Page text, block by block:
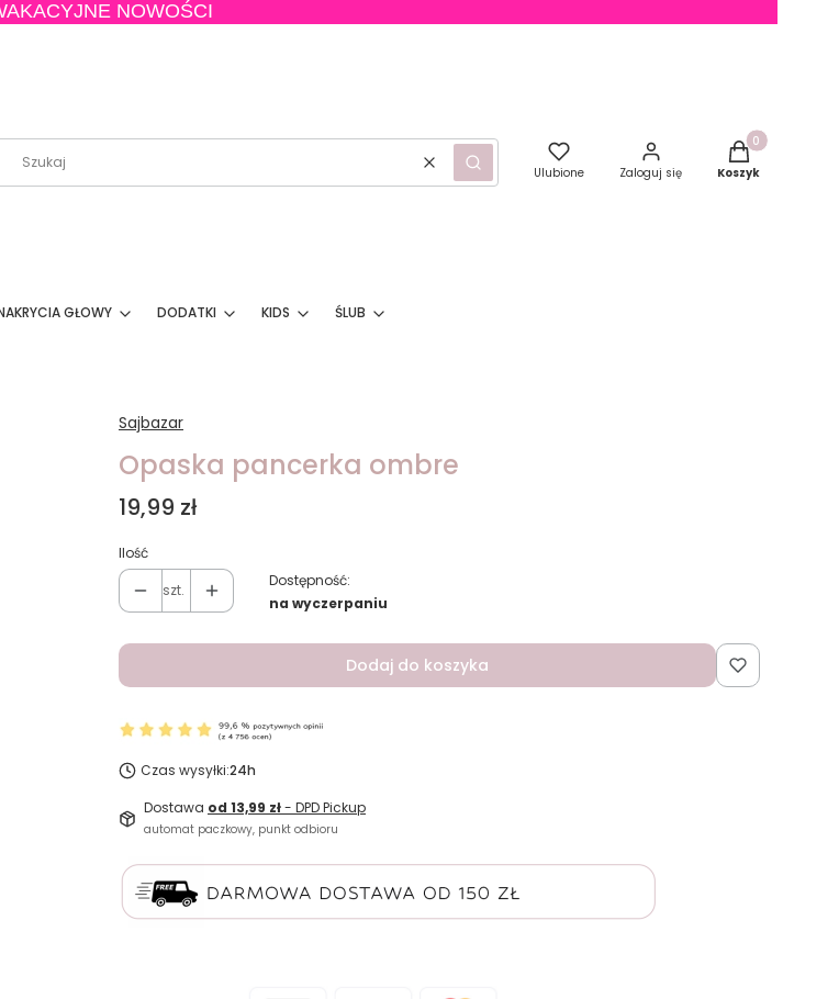
NOWOŚCI
WyczyśćSzukaj Ulubione Zaloguj się
Produkty w
Koszyk
GŁOWY DODATKI KIDS ŚLUB
Sajbazar
Opaska pancerka ombre
Cena
19,99 zł
Ilość
szt.
Dostępność:
na wyczerpaniu
Dodaj do koszyka
Czas wysyłki:24h
Dostawa od 13,99 zł- DPD Pickup
automat paczkowy, punkt odbioru